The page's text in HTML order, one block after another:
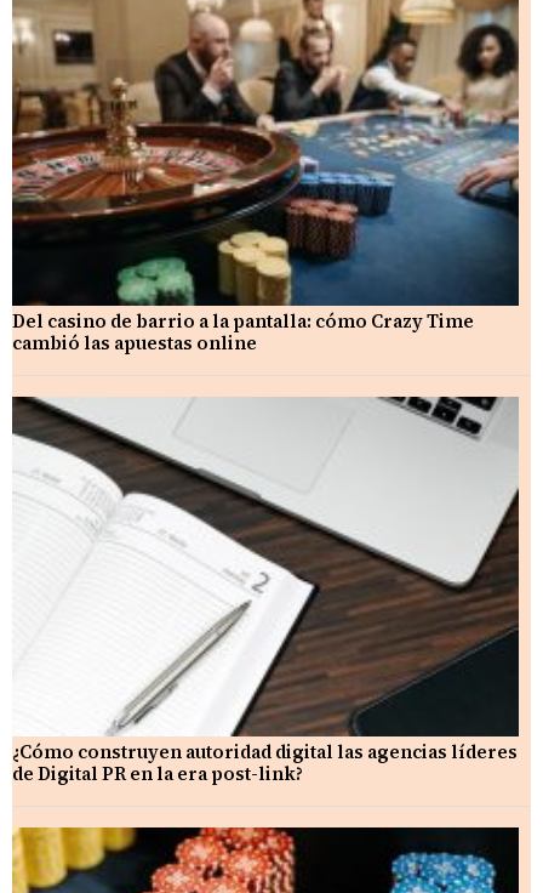
Del casino de barrio a la pantalla: cómo Crazy Time
cambió las apuestas online
¿Cómo construyen autoridad digital las agencias líderes
de Digital PR en la era post-link?